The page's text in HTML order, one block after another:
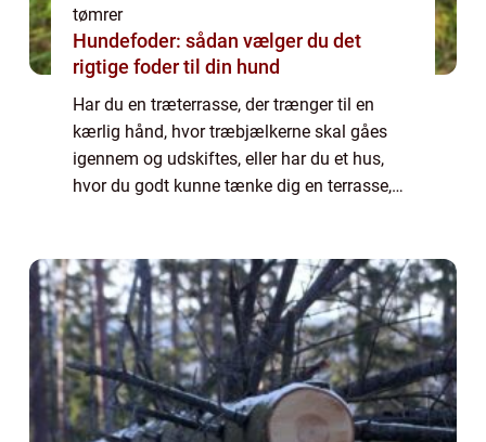
tømrer
Hundefoder: sådan vælger du det
rigtige foder til din hund
Har du en træterrasse, der trænger til en
kærlig hånd, hvor træbjælkerne skal gåes
igennem og udskiftes, eller har du et hus,
hvor du godt kunne tænke dig en terrasse,
o...